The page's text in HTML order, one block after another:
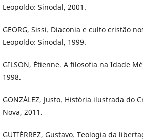
Leopoldo: Sinodal, 2001.
GEORG, Sissi. Diaconia e culto cristão
Leopoldo: Sinodal, 1999.
GILSON, Étienne. A filosofia na Idade
1998.
GONZÁLEZ, Justo. História ilustrada do
Nova, 2011.
GUTIÉRREZ, Gustavo. Teologia da